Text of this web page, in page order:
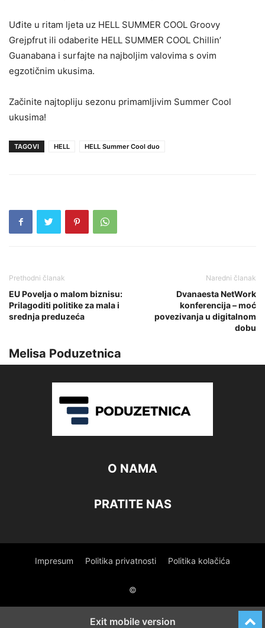
Uđite u ritam ljeta uz HELL SUMMER COOL Groovy
Grejpfrut ili odaberite HELL SUMMER COOL Chillin’
Guanabana i surfajte na najboljim valovima s ovim
egzotičnim ukusima.
Začinite najtopliju sezonu primamljivim Summer Cool
ukusima!
TAGOVI HELL HELL Summer Cool duo
Prethodni članak
EU Povelja o malom biznisu:
Prilagoditi politike za mala i
srednja preduzeća
Naredni članak
Dvanaesta NetWork
konferencija – moć
povezivanja u digitalnom
dobu
Melisa Poduzetnica
O NAMA
PRATITE NAS
Impresum Politika privatnosti Politika kolačića
©
Exit mobile version